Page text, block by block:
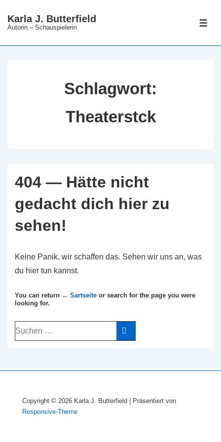
ZumKarla J. Butterfield
Autorin – Schauspielerin
Schlagwort:
Theaterstck
404 — Hätte nicht
gedacht dich hier zu
sehen!
Keine Panik, wir schaffen das. Sehen wir uns an, was
du hier tun kannst.
You can return ← Sartseite or search for the page you were
looking for.
Suchen
nach:
Copyright © 2026 Karla J. Butterfield
| Präsentiert von
Responsive-Theme